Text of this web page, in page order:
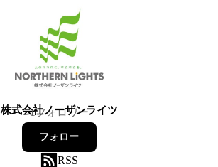
株式会社ノーザンライツ
1フォロワー
フォロー
RSS